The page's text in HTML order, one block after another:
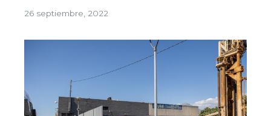
26 septiembre, 2022